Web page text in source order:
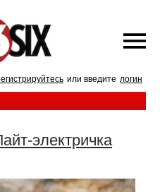
или введите логин
электричка